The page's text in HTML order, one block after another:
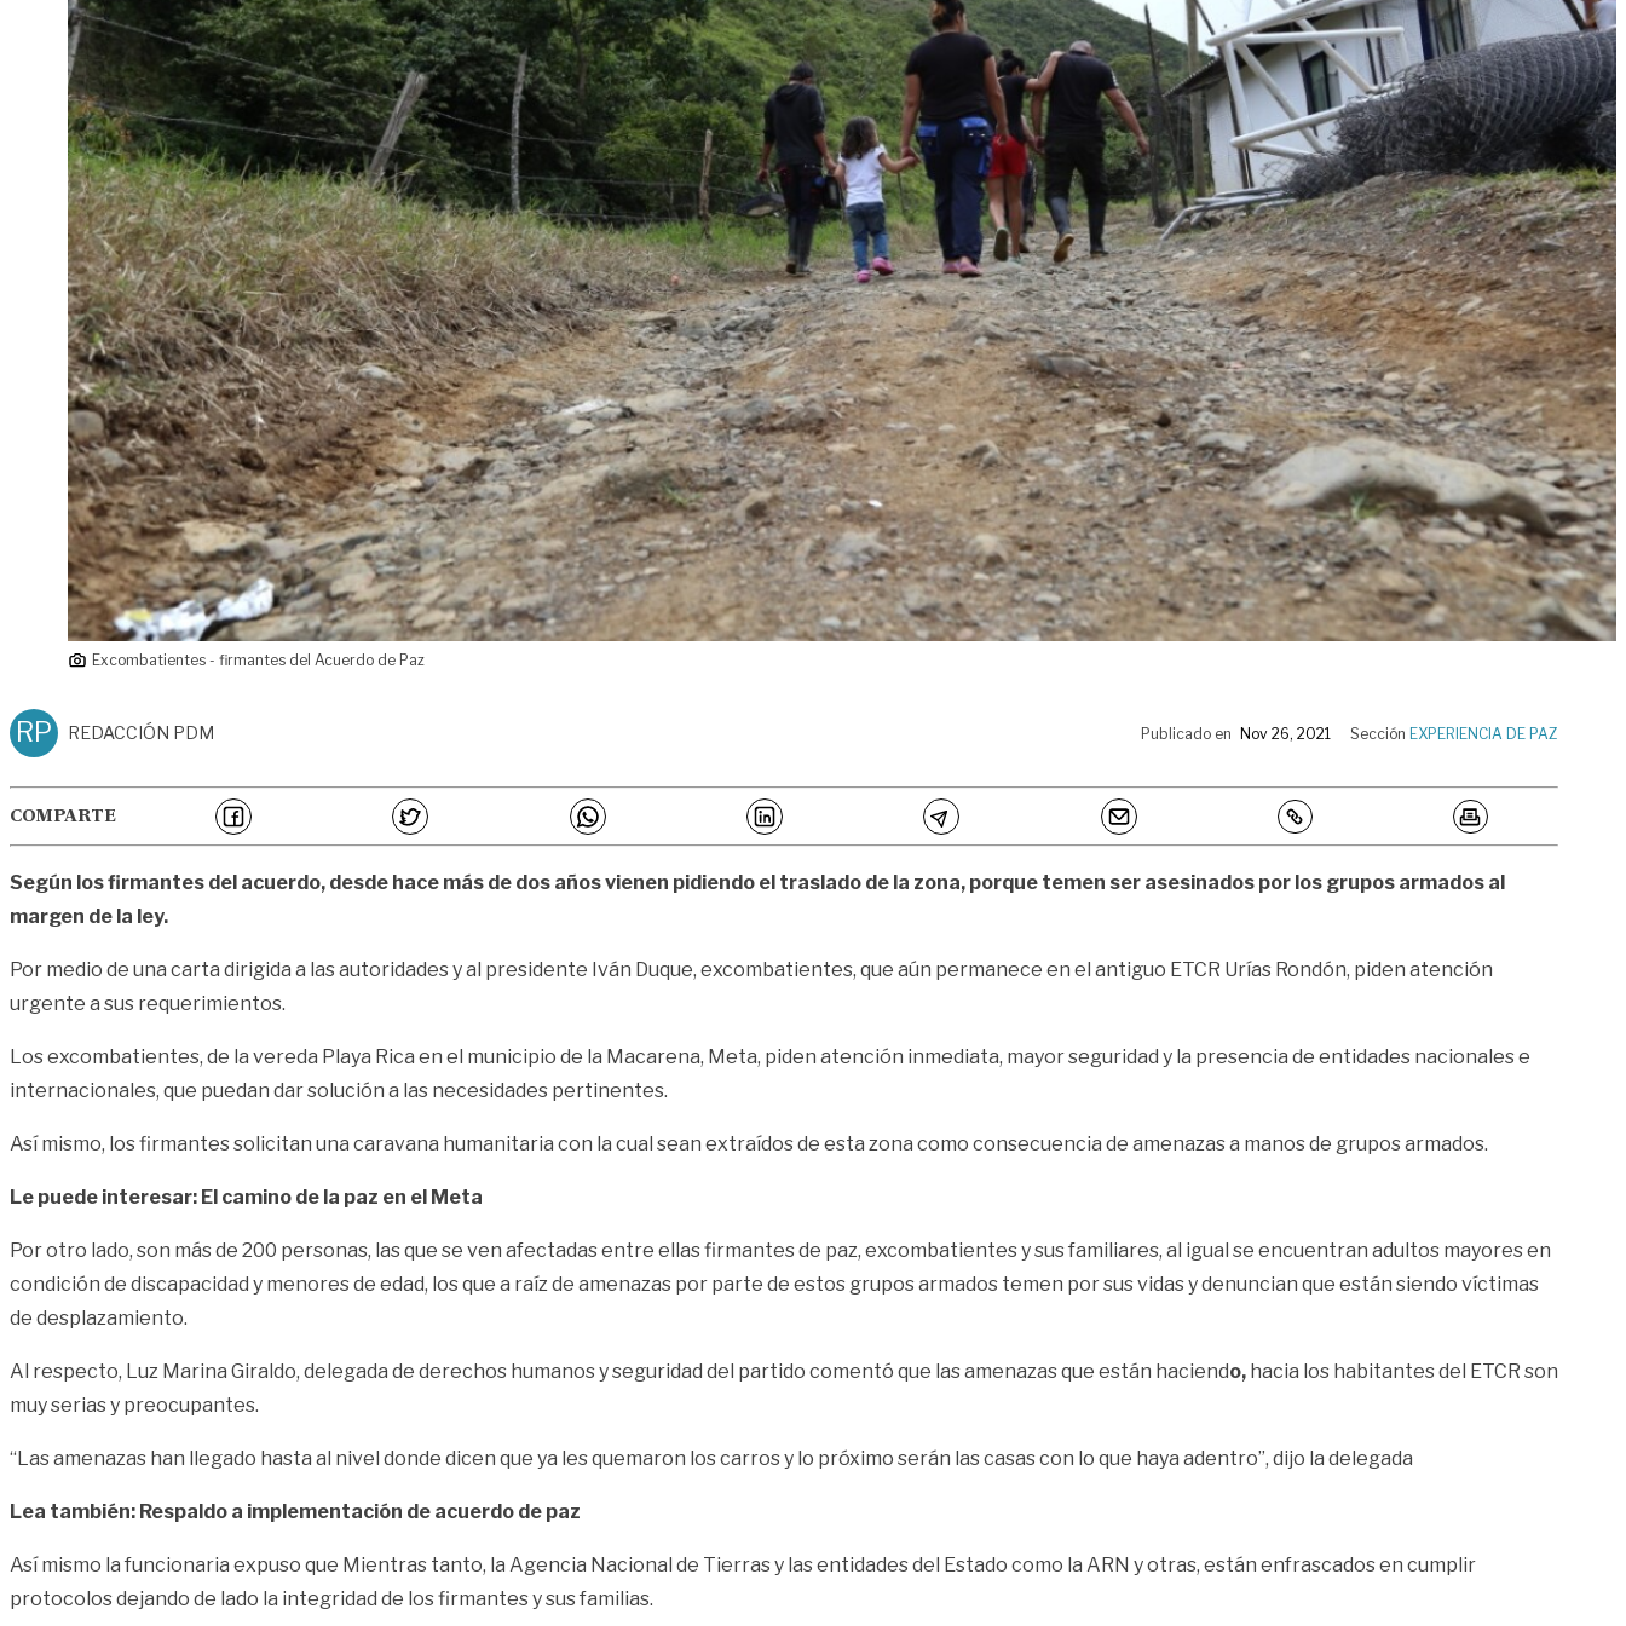
Excombatientes - firmantes del Acuerdo de Paz
RP REDACCIÓN PDM Publicado en Nov 26, 2021 Sección EXPERIENCIA DE PAZ
COMPARTE
Según los firmantes del acuerdo, desde hace más de dos años vienen pidiendo el traslado de la zona, porque temen ser asesinados por los grupos armados al
margen de la ley.
Por medio de una carta dirigida a las autoridades y al presidente Iván Duque, excombatientes, que aún permanece en el antiguo ETCR Urías Rondón, piden atención
urgente a sus requerimientos.
Los excombatientes, de la vereda Playa Rica en el municipio de la Macarena, Meta, piden atención inmediata, mayor seguridad y la presencia de entidades nacionales e
internacionales, que puedan dar solución a las necesidades pertinentes.
Así mismo, los firmantes solicitan una caravana humanitaria con la cual sean extraídos de esta zona como consecuencia de amenazas a manos de grupos armados.
Le puede interesar: El camino de la paz en el Meta
Por otro lado, son más de 200 personas, las que se ven afectadas entre ellas firmantes de paz, excombatientes y sus familiares, al igual se encuentran adultos mayores en
condición de discapacidad y menores de edad, los que a raíz de amenazas por parte de estos grupos armados temen por sus vidas y denuncian que están siendo víctimas
de desplazamiento.
Al respecto, Luz Marina Giraldo, delegada de derechos humanos y seguridad del partido comentó que las amenazas que están haciendo, hacia los habitantes del ETCR son
muy serias y preocupantes.
“Las amenazas han llegado hasta al nivel donde dicen que ya les quemaron los carrosy lo próximo serán las casas con lo que haya adentro”, dijo la delegada
Lea también: Respaldo a implementación de acuerdo de paz
Así mismo la funcionaria expuso que Mientras tanto, la Agencia Nacional de Tierras y las entidades del Estado como la ARN y otras, están enfrascados en cumplir
protocolos dejando de lado la integridad de los firmantes y sus familias.